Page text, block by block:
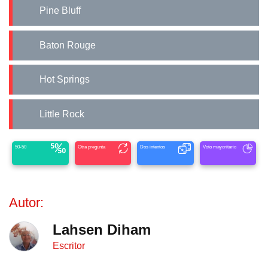
Pine Bluff
Baton Rouge
Hot Springs
Little Rock
50-50 Otra pregunta Dos intentos Voto mayoritario
Autor:
Lahsen Diham
Escritor